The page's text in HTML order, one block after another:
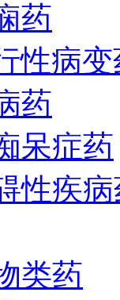
药
性病
药
呆症药
性疾
类药